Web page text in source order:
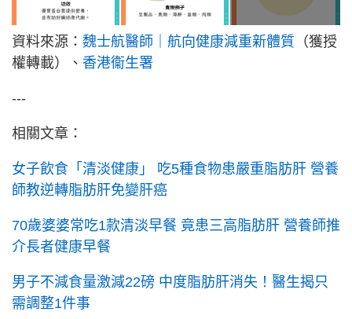
資料來源： 魏士航醫師｜航向健康減重新體質 （獲授
權轉載）、 香港衞生署
---
相關文章：
女子飲食「清淡健康」 吃5種食物患嚴重脂肪肝 營養
師教逆轉脂肪肝免變肝癌
70歲婆婆常吃1款清淡早餐 竟患三高脂肪肝 營養師推
介長者健康早餐
男子不減食量激減22磅 中度脂肪肝消失！醫生揭只
需調整1件事